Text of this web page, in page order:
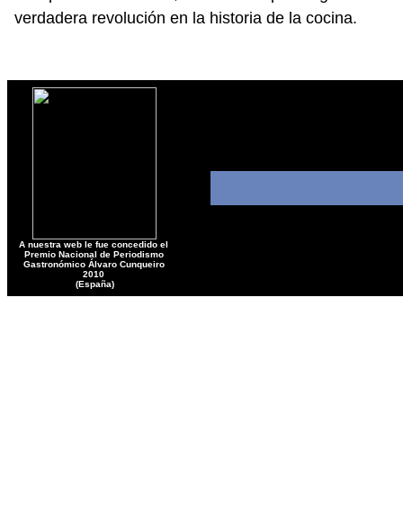
verdadera revolución en la historia de la cocina.
A nuestra web le fue concedido el
Premio Nacional de Periodismo
Gastronómico Álvaro Cunqueiro
2010
(España)